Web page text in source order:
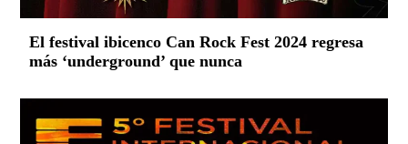
El festival ibicenco Can Rock Fest 2024 regresa
más ‘underground’ que nunca